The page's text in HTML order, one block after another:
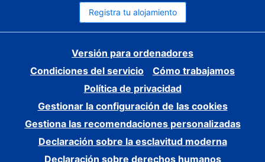
Registra tu alojamiento
Versión para ordenadores
Condiciones del servicio
Cómo trabajamos
Política de privacidad
Gestionar la configuración de las cookies
Gestiona las recomendaciones personalizadas
Declaración sobre la esclavitud moderna
Declaración sobre derechos humanos